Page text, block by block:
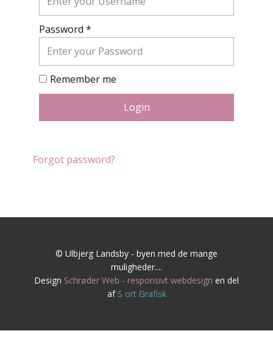
Password *
Remember me
Login
Forgot password?
© Ulbjerg Landsby - byen med de mange
muligheder....
Design Schrøder Web - responsivt webdesign en del
af S ort Grafisk